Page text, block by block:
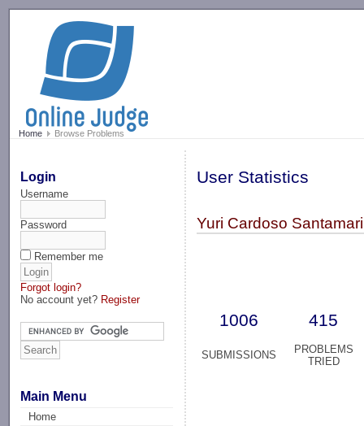
Home Browse Problems
Login
Username
Password
Remember me
Forgot login?
No account yet? Register
Main Menu
Home
User Statistics
Yuri Cardoso
1006 415
SUBMISSIONS
PROBLEMS
TRIED